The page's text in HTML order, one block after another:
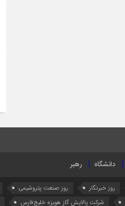
دانشگاه رهبر
روز خبرنگار روز صنعت پتروشیمی
شرکت پالایش گاز هویزه خلیج‌فارس